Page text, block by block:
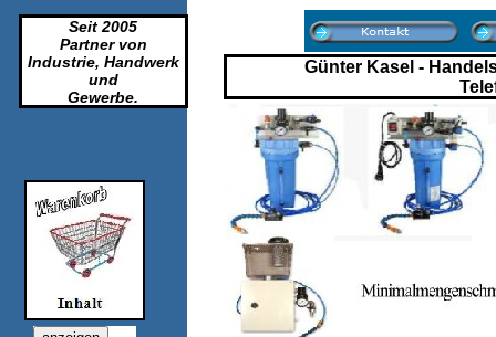
Seit 2005
Partner von
Industrie, Handwerk
und
Gewerbe.
Günter Kasel -